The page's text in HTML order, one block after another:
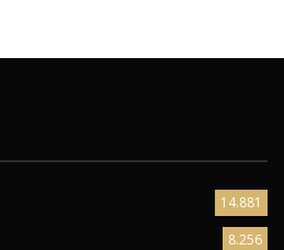
14.881
8.256